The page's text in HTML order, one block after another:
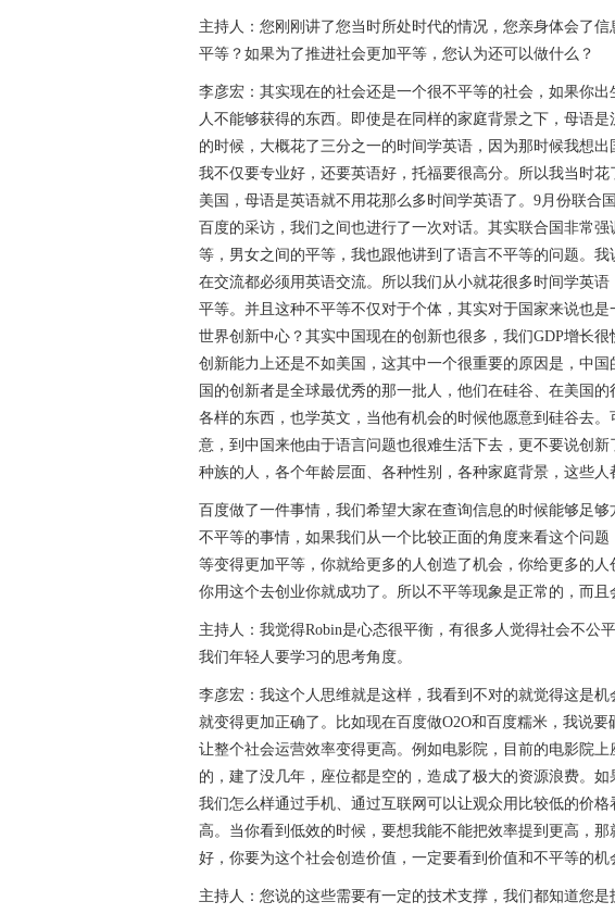
主持人：您刚刚讲了您当时所处时代的情况，您亲身体会了
平等？如果为了推进社会更加平等，您认为还可以做什么？
李彦宏：其实现在的社会还是一个很不平等的社会，如果你
人不能够获得的东西。即使是在同样的家庭背景之下，母语
的时候，大概花了三分之一的时间学英语，因为那时候我想
我不仅要专业好，还要英语好，托福要很高分。所以我当时
美国，母语是英语就不用花那么多时间学英语了。9月份联合
百度的采访，我们之间也进行了一次对话。其实联合国非常
等，男女之间的平等，我也跟他讲到了语言不平等的问题。
在交流都必须用英语交流。所以我们从小就花很多时间学英
平等。并且这种不平等不仅对于个体，其实对于国家来说也
世界创新中心？其实中国现在的创新也很多，我们GDP增长
创新能力上还是不如美国，这其中一个很重要的原因是，中
国的创新者是全球最优秀的那一批人，他们在硅谷、在美国
各样的东西，也学英文，当他有机会的时候他愿意到硅谷去
意，到中国来他由于语言问题也很难生活下去，更不要说创
种族的人，各个年龄层面、各种性别，各种家庭背景，这些人
百度做了一件事情，我们希望大家在查询信息的时候能够足
不平等的事情，如果我们从一个比较正面的角度来看这个问
等变得更加平等，你就给更多的人创造了机会，你给更多的
你用这个去创业你就成功了。所以不平等现象是正常的，而且
主持人：我觉得Robin是心态很平衡，有很多人觉得社会不公
我们年轻人要学习的思考角度。
李彦宏：我这个人思维就是这样，我看到不对的就觉得这是
就变得更加正确了。比如现在百度做O2O和百度糯米，我说
让整个社会运营效率变得更高。例如电影院，目前的电影院
的，建了没几年，座位都是空的，造成了极大的资源浪费。如
我们怎么样通过手机、通过互联网可以让观众用比较低的价
高。当你看到低效的时候，要想我能不能把效率提到更高，
好，你要为这个社会创造价值，一定要看到价值和不平等的机
主持人：您说的这些需要有一定的技术支撑，我们都知道您